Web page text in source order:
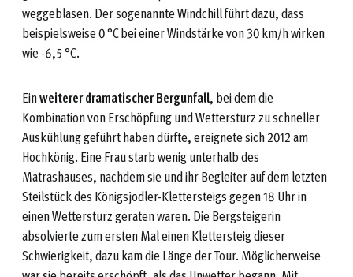
weggeblasen. Der sogenannte Windchill führt dazu, dass
beispielsweise 0 °C bei einer Windstärke von 30 km/h wirken
wie -6,5 °C.
Einweiterer dramatischer Bergunfall, bei dem die
Kombination von Erschöpfung und Wettersturz zu schneller
Auskühlung geführt haben dürfte, ereignete sich 2012 am
Hochkönig. Eine Frau starb wenig unterhalb des
Matrashauses, nachdem sie und ihr Begleiter auf dem letzten
Steilstück des Königsjodler-Klettersteigs gegen 18 Uhr in
einen Wettersturz geraten waren. Die Bergsteigerin
absolvierte zum ersten Mal einen Klettersteig dieser
Schwierigkeit, dazu kam die Länge der Tour. Möglicherweise